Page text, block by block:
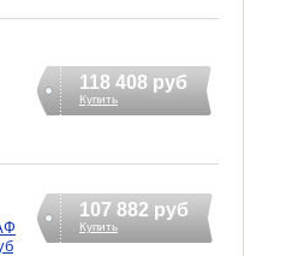
118 408 руб
Купить
107 882 руб
Купить